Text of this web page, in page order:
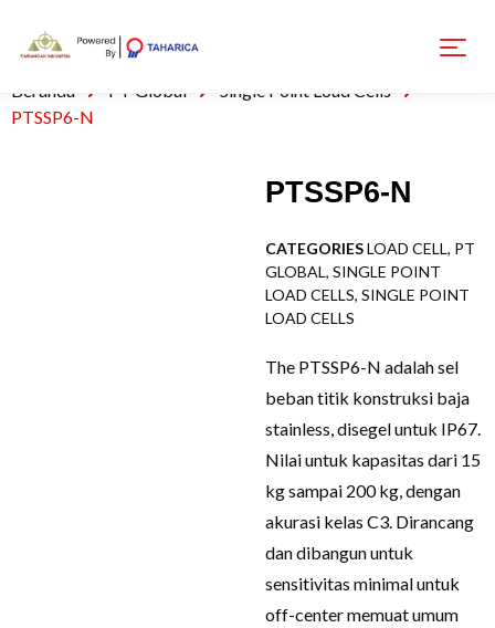
Beranda PT Global
Single Point Load Cells
PTSSP6-N
PTSSP6-N
CATEGORIESLOAD CELL, PT
GLOBAL,SINGLE POINT
LOAD CELLS,SINGLE POINT
LOAD CELLS
The PTSSP6-N adalah sel
beban titik konstruksi baja
stainless, disegel untuk IP67.
Nilai untuk kapasitas dari 15
kg sampai 200 kg, dengan
akurasi kelas C3. Dirancang
dan dibangun untuk
sensitivitas minimal untuk
off-center memuat umum